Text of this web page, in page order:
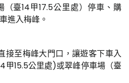
臺14甲17.5公里處）停車、購
進入梅峰。
接至梅峰大門口，讓遊客下車入
甲15.5公里處)或翠峰停車場（臺